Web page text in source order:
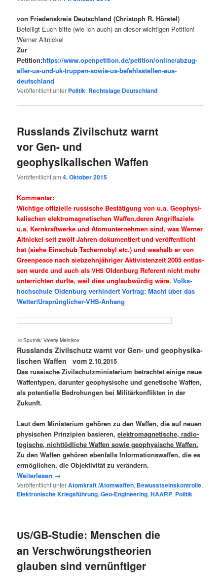
von Friedenskreis Deutschland (Christoph R. Hörstel)
Beteiligt Euch bitte (wie ich auch) an dieser wichtigen Petition!
Werner Altnickel
Zur
Petition:https://www.openpetition.de/petition/online/abzug-
aller-us-und-uk-truppen-sowie-us-befehlsstellen-aus-
deutschland
Veröffentlicht unter Politik, Rechtslage Deutschland
Russlands Zivilschutz warnt
vor Gen- und
geophysikalischen Waffen
Veröffentlicht am4. Oktober 2015
Kom­men­tar:
Wich­ti­ge offi­zi­el­le rus­si­sche Bestä­ti­gung von u.a. Geo­phy­si­
ka­li­schen elek­tro­ma­gne­ti­schen Waffen,deren Angriffs­zie­le
u.a. Kern­kraft­wer­ke und Atom­un­ter­neh­men sind, was Wer­ner
Alt­ni­ckel seit zwölf Jah­ren doku­men­tiert und ver­öf­fent­licht
hat (sie­he Ein­schub Tscher­no­byl etc.) und wes­halb er von
Green­peace nach sieb­zehn­jäh­ri­ger Akti­vis­ten­zeit 2005 ent­las­
sen wur­de und auch alsVHS Olden­burg Refe­rent nicht mehr
unter­rich­ten durf­te, weil dies unglaub­wür­dig wäre.Volks­
hoch­schule Olden­burg ver­hin­dert Vor­trag: Macht über das
Wetter!Ursprünglicher-VHS-Anhang
© Sputnik/ Vale­riy Melnikov
Russ­lands Zivil­schutz warnt vor Gen- und geo­phy­si­ka­
li­schen Waf­fen vom 2.10.2015
Das rus­si­sche Zivil­schutz­mi­nis­te­ri­um betrach­tet eini­ge neue
Waf­fen­ty­pen, dar­un­ter geo­phy­si­sche und gene­ti­sche Waf­fen,
als poten­ti­el­le Bedro­hun­gen bei Mili­tär­kon­flik­ten in der
Zukunft.
Laut dem Minis­te­ri­um gehö­ren zu den Waf­fen, die auf neu­en
phy­si­schen Prin­zi­pi­en basie­ren,elek­tro­ma­gne­ti­sche, radio­
lo­gi­sche, nichtt­öd­li­che Waf­fen sowie geo­phy­si­sche Waf­fen.
Zu den Waf­fen gehö­ren eben­falls Infor­ma­ti­ons­waf­fen, die es
ermög­li­chen, die Objek­ti­vi­tät zu verändern.
Wei­ter­le­sen →
Veröffentlicht unterAtomkraft /Atomwaffen, Bewusstseinskontrolle,
Elektronische Kriegsführung,Geo-Engineering,HAARP, Politik
US/GB-Studie: Menschen die
an Verschwörungstheorien
glauben sind vernünftiger